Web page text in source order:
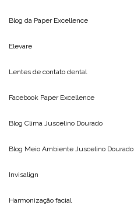
Blog da Paper Excellence
Elevare
Lentes de contato dental
Facebook Paper Excellence
Blog Clima Juscelino Dourado
Blog Meio Ambiente Juscelino Dourado
Invisalign
Harmonização facial